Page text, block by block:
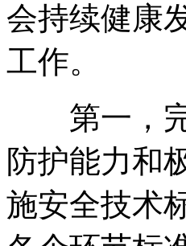
会持续健康
工作。
第一 ，
防护能力和
施安全技术